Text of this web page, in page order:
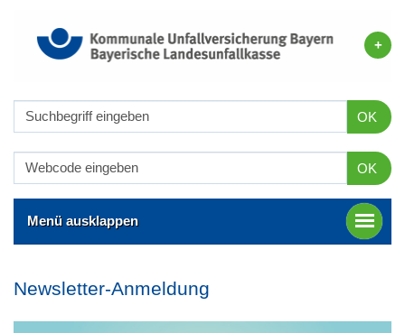
OK
OK
Menü ausklappen
Newsletter-Anmeldung